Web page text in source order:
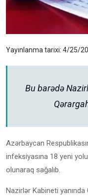
Yayınlanma tarixi: 4/25/
Bu barədə
Azərbaycan
infeksiyasına 18 yeni
olunaraq sağalıb.
Nazirlər Kabineti